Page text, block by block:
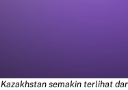
semakin terlihat